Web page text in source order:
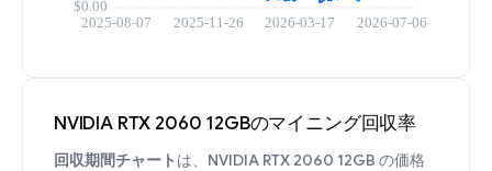
NVIDIA RTX 2060 12GBのマイニング回収率
回収期間チャート は、NVIDIA RTX 2060 12GB の価格